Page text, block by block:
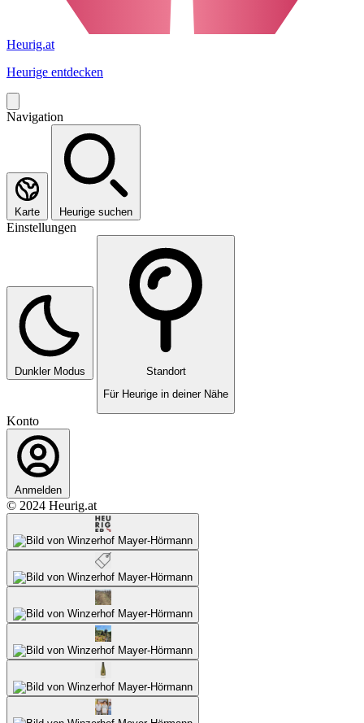
Heurig.at
Heurige entdecken
Navigation
Karte Heurige suchen
Einstellungen
Dunkler Modus
Standort
Für Heurige in deiner Nähe
Konto
Anmelden
© 2024 Heurig.at